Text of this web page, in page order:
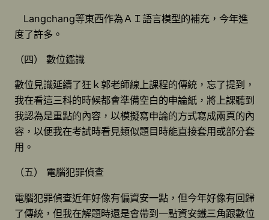
Langchang等東西作為ＡＩ語言模型的補充，今年進
度了許多。
（四） 數位鑑識
數位見識延續了狂ｋ郭老師線上課程的傳統，忘了提到，
我在看這三科的時候都會準備空白的申論紙，將上課聽到
我認為是重點的內容，以模擬寫申論的方式寫成兩頁的內
容，以便我在考試時看見類似題目時能直接套用或部分套
用。
（五） 電腦犯罪偵查
電腦犯罪偵查近年好像有偏資安一點，但今年好像有回歸
了傳統，但我在解題時還是會帶到一點資安鐵三角跟數位